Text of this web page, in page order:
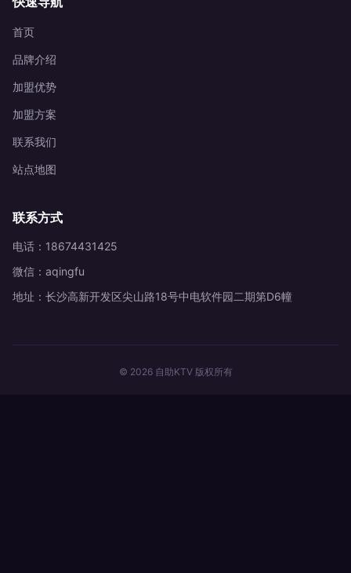
首页
品牌介绍
加盟优势
加盟方案
联系我们
站点地图
联系方式
电话：18674431425
微信：aqingfu
地址：长沙高新开发区尖山路18号中电软件园二期第D6幢
© 2026 自助KTV 版权所有